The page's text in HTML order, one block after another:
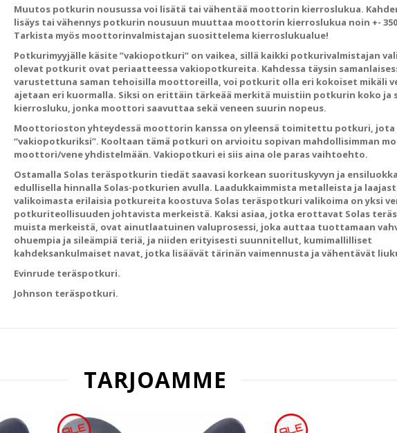
Muutos potkurin nousussa voi lisätä tai vähentää moottorin kierroslukua.
lisäys tai vähennys potkurin nousuun muuttaa moottorin kierroslukua noin +-
Tarkista myös moottorinvalmistajan suosittelema kierroslukualue!
Potkurimyyjälle käsite ”vakiopotkuri” on vaikea, sillä kaikki potkurivalmistajan
olevat potkurit ovat periaatteessa vakiopotkureita. Kahdessa täysin
varustettuna saman tehoisilla moottoreilla, voi potkurit olla eri kokoiset mikäli
ajetaan eri kuormalla. Siksi on erittäin tärkeää merkitä muistiin potkurin koko ja
kierrosluku, jonka moottori saavuttaa sekä veneen suurin nopeus.
Moottorioston yhteydessä moottorin kanssa on yleensä toimitettu potkuri,
“vakiopotkuriksi”. Kooltaan tämä potkuri on arvioitu sopivan mahdollisimman
moottori/vene yhdistelmään. Vakiopotkuri ei siis aina ole paras vaihtoehto.
Ostamalla Solas teräspotkurin tiedät saavasi korkean suorituskyvyn ja
edullisella hinnalla Solas-potkurien avulla. Laadukkaimmista metalleista ja
valikoimasta erilaisia potkureita koostuva Solas teräspotkuri valikoima on yksi
potkuriteollisuuden johtavista merkeistä. Kaksi asiaa, jotka erottavat Solas
muista merkeistä, ovat ainutlaatuinen valuprosessi, joka auttaa tuottamaan
ohuempia ja sileämpiä teriä, ja niiden erityisesti suunnitellut, kumimallilliset
kahdeksankulmaiset navat, jotka lisäävät tärinän vaimennusta ja vähentävät
Evinrude teräspotkuri.
Johnson teräspotkuri.
TARJOAMME